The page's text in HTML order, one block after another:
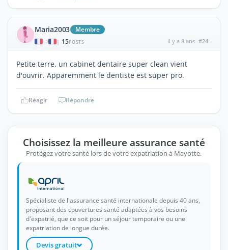
Maria2003 Membre
| 15POSTS il y a 8 ans #24
Petite terre, un cabinet dentaire super clean vient
d'ouvrir. Apparemment le dentiste est super pro.
Réagir Répondre
Choisissez la meilleure assurance santé
Protégez votre santé lors de votre expatriation à Mayotte.
Spécialiste de l'assurance santé internationale depuis 40 ans,
proposant des couvertures santé adaptées à vos besoins
d'expatrié, que ce soit pour un séjour temporaire ou une
expatriation de longue durée.
Devis gratuit